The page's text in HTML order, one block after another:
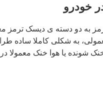
خودرو
به دو دسته ی دیسک ترمز
به شکلی کاملا ساده
شونده یا هوا خنک